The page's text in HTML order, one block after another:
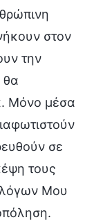
στον
την
θα
Μόνο μέσα
σε
τους
λόγων Μου